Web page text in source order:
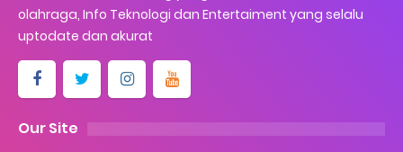
Cara Mudah Melihat QR dan Barcode Shopeepay
Cara Transfer Gopay ke Shopeepay Tanpa Potongan
Cara Ping Server Shopee Food 2022
olahraga, Info Teknologi dan Entertaiment yang selalu
uptodate dan akurat
Our Site